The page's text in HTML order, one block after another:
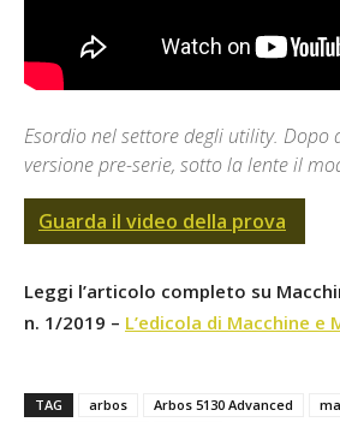
Esordio nel settore degli utility. Dopo
versione pre-serie, sotto la lente il
Guarda il video della prova
Leggi l’articolo completo su
n. 1/2019 – L’edicola di Macchine
TAG arbos Arbos 5130 Advanced